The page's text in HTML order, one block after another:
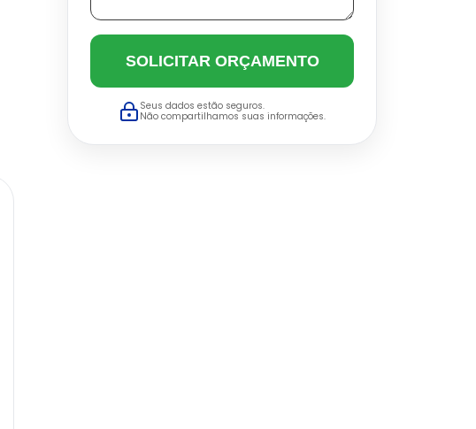
SOLICITAR ORÇAMENTO
Seus dados estão seguros.
Não compartilhamos suas informações.